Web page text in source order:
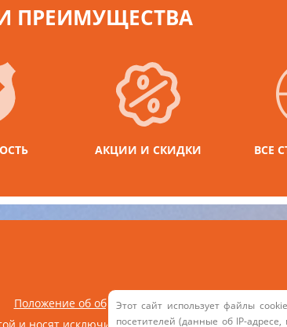
ПРЕИМУЩЕСТВА
АКЦИИ И СКИДКИ ВСЕ
Положение об обработке персональных данных
Этот сайт использует файлы
посетителей (данные об IP-